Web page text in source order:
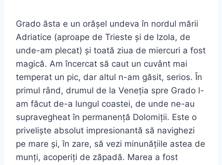
Grado ăsta e un orășel undeva în nordul mării
Adriatice (aproape de Trieste și de Izola, de
unde-am plecat) și toată ziua de miercuri a fost
magică. Am încercat să caut un cuvânt mai
temperat un pic, dar altul n-am găsit, serios. În
primul rând, drumul de la Veneția spre Grado l-
am făcut de-a lungul coastei, de unde ne-au
supravegheat în permanență Dolomiții. Este o
priveliște absolut impresionantă să navighezi
pe mare și, în zare, să vezi minunățiile astea de
munți, acoperiți de zăpadă. Marea a fost